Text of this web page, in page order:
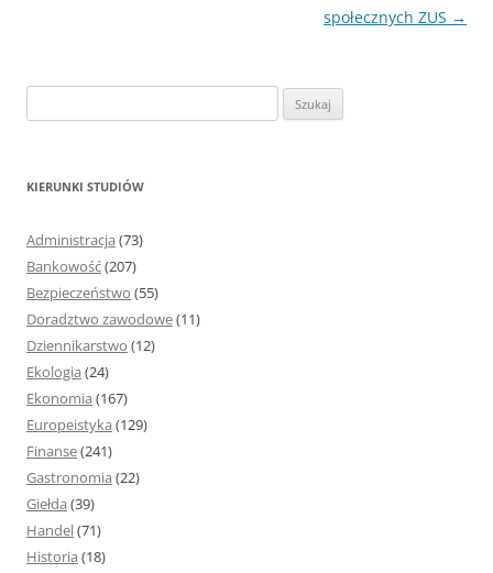
społecznych ZUS →
z
KIERUNKI STUDIÓW
Administracja (73)
Bankowość(207)
Bezpieczeństwo (55)
Doradztwo zawodowe(11)
Dziennikarstwo (12)
Ekologia (24)
Ekonomia (167)
Europeistyka (129)
Finanse(241)
Gastronomia (22)
Giełda (39)
Handel(71)
Historia (18)